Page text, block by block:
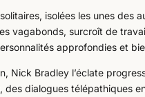
isolées les unes des
vagabonds, surcroît de
approfondies et
Nick Bradley l’éclate
des dialogues télépathiques